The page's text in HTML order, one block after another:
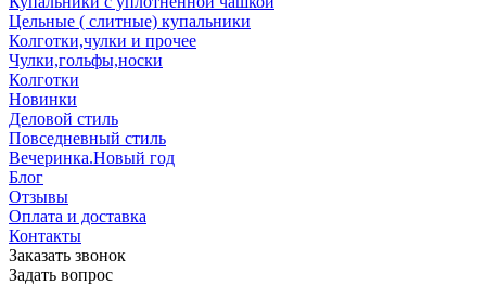
Цельные ( слитные) купальники
Колготки,чулки и прочее
Чулки,гольфы,носки
Колготки
Новинки
Деловой стиль
Повседневный стиль
Вечеринка.Новый год
Блог
Отзывы
Оплата и доставка
Контакты
Заказать звонок
Задать вопрос